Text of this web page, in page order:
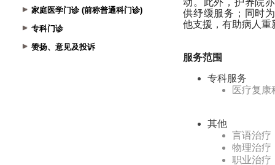
家庭医学门诊 (前称普通科门诊)
专科门诊
赞扬、意见及投诉